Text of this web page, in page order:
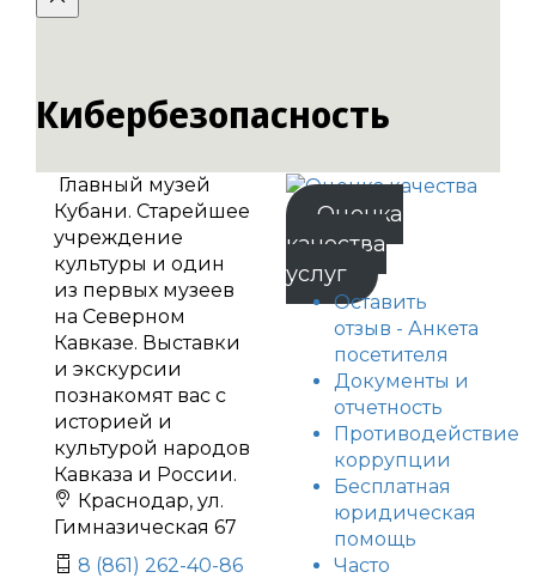
Кибербезопасность
Главный музей
Кубани. Старейшее
учреждение
культуры и один
из первых музеев
на Северном
Кавказе. Выставки
и экскурсии
познакомят вас с
историей и
культурой народов
Кавказа и России.
Краснодар, ул.
Гимназическая 67
8 (861) 262-40-86
Оценка
качества
услуг
Оставить
отзыв - Анкета
посетителя
Документы и
отчетность
Противодействие
коррупции
Бесплатная
юридическая
помощь
Часто